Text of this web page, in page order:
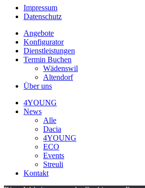
Impressum
Datenschutz
Angebote
Konfigurator
Dienstleistungen
Termin Buchen
Wädenswil
Altendorf
Über uns
4YOUNG
News
Alle
Dacia
4YOUNG
ECO
Events
Streuli
Kontakt